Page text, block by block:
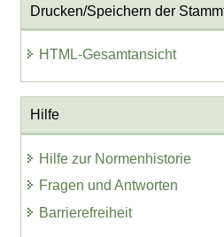
Drucken/Speichern der
HTML-Gesamtansicht
Hilfe
Hilfe zur Normenhistorie
Fragen und Antworten
Barrierefreiheit